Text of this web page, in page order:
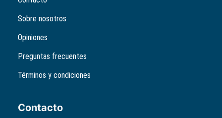
Sobre nosotros
Opiniones
Preguntas frecuentes
Términos y condiciones
Contacto